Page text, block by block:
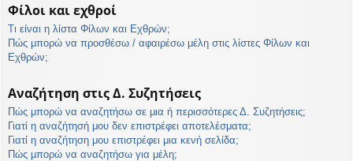
Φίλοι και εχθροί
Τι είναι η λίστα Φίλων και Εχθρών;
Πώς μπορώ να προσθέσω / αφαιρέσω μέλη στις λίστες Φίλων και
Εχθρών;
Αναζήτηση στις Δ. Συζητήσεις
Πώς μπορώ να αναζητήσω σε μια ή περισσότερες Δ. Συζητήσεις;
Γιατί η αναζήτησή μου δεν επιστρέφει αποτελέσματα;
Γιατί η αναζήτηση μου επιστρέφει μια κενή σελίδα;
Πώς μπορώ να αναζητήσω για μέλη;